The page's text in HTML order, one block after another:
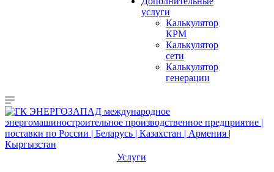
услуги
Калькулятор
КРМ
Калькулятор
сети
Калькулятор
генерации
Услуги